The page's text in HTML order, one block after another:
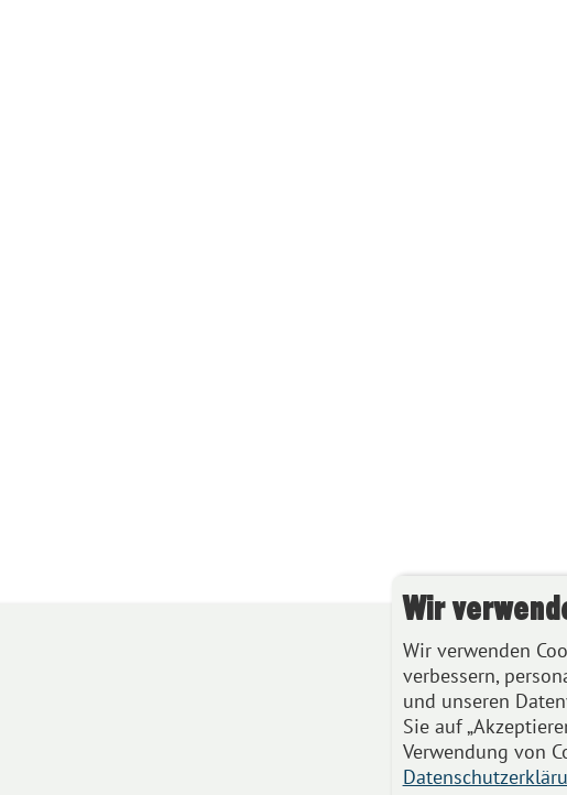
Wir
Wir verwenden
verbessern,
und unseren
Sie auf
Verwendung von